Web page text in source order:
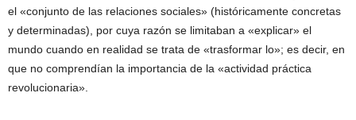
el «conjunto de las relaciones sociales» (históricamente concretas
y determinadas), por cuya razón se limitaban a «explicar» el
mundo cuando en realidad se trata de «trasformar lo»; es decir, en
que no comprendían la importancia de la «actividad práctica
revolucionaria».